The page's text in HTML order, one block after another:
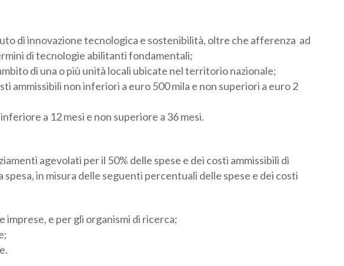
di innovazione tecnologica e sostenibilità, oltre che afferenza ad
di tecnologie abilitanti fondamentali;
di una o più unità locali ubicate nel territorio nazionale;
ammissibili non inferiori a euro 500 mila e non superiori a euro 2
a 12 mesi e non superiore a 36 mesi.
agevolati per il 50% delle spese e dei costi ammissibili di
in misura delle seguenti percentuali delle spese e dei costi
imprese, e per gli organismi di ricerca;